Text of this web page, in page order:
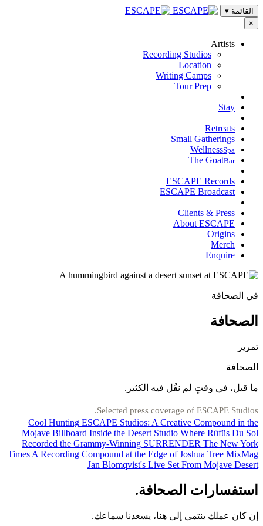
القائمة ▾
×
Artists
Recording Studios
Location
Writing Camps
Tour Prep
Stay
Retreats
Small Gatherings
WellnessSpa
The GoatBar
ESCAPE Records
ESCAPE Broadcast
Clients & Press
About ESCAPE
Origins
Merch
Enquire
في الصحافة
الصحافة
تمرير
الصحافة
ما قيل، في وقتٍ لم نقُل فيه الكثير.
Selected press coverage of ESCAPE Studios.
Cool Hunting ESCAPE Studios: A Creative Compound in the
Mojave Billboard Inside the Desert Studio Where Rüfüs Du Sol
Recorded the Grammy-Winning SURRENDER The New York
Times A Recording Compound at the Edge of Joshua Tree MixMag
Jan Blomqvist's Live Set From Mojave Desert
استفسارات الصحافة.
إن كان عملك ينتمي إلى هنا، يسعدنا سماعك.